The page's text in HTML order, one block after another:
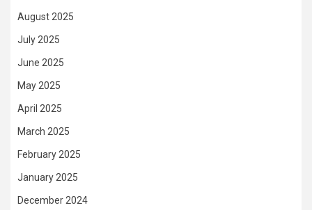
August 2025
July 2025
June 2025
May 2025
April 2025
March 2025
February 2025
January 2025
December 2024